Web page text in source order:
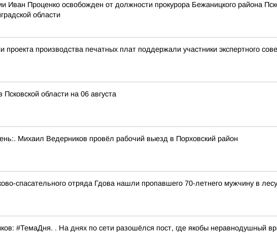
Иван Проценко освобожден от должности прокурора Бежаницкого района
области
проекта производства печатных плат поддержали участники экспертного
Псковской области на 06 августа
Михаил Ведерников провёл рабочий выезд в Порховский район
спасательного отряда Гдова нашли пропавшего 70-летнего мужчину в
#ТемаДня. . На днях по сети разошёлся пост, где якобы неравнодушный